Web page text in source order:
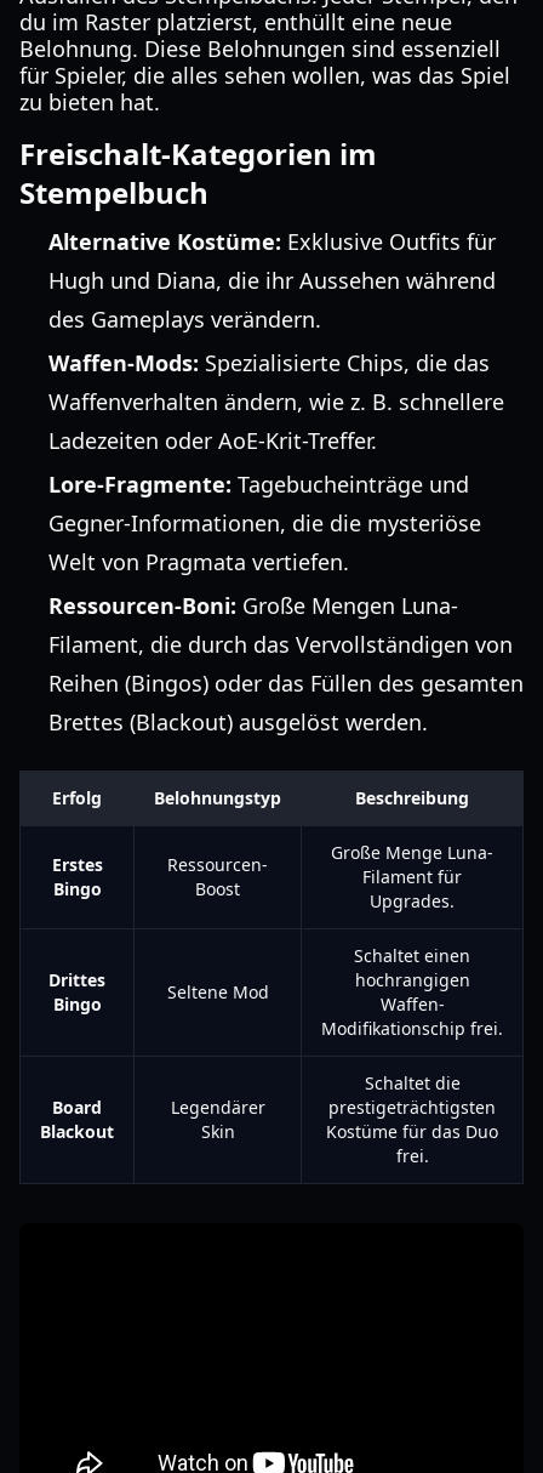
du im Raster platzierst, enthüllt eine neue
Belohnung. Diese Belohnungen sind essenziell
für Spieler, die alles sehen wollen, was das Spiel
zu bieten hat.
Freischalt-Kategorien im
Stempelbuch
Alternative Kostüme: Exklusive Outfits für
Hugh und Diana, die ihr Aussehen während
des Gameplays verändern.
Waffen-Mods: Spezialisierte Chips, die das
Waffenverhalten ändern, wie z. B. schnellere
Ladezeiten oder AoE-Krit-Treffer.
Lore-Fragmente: Tagebucheinträge und
Gegner-Informationen, die die mysteriöse
Welt von Pragmata vertiefen.
Ressourcen-Boni: Große Mengen Luna-
Filament, die durch das Vervollständigen von
Reihen (Bingos) oder das Füllen des gesamten
Brettes (Blackout) ausgelöst werden.
Erfolg Belohnungstyp Beschreibung
Erstes
Bingo
Ressourcen-
Boost
Große Menge Luna-
Filament für
Upgrades.
Drittes
Bingo
Seltene Mod
Schaltet einen
hochrangigen
Waffen-
Modifikationschip frei.
Board
Blackout
Legendärer
Skin
Schaltet die
prestigeträchtigsten
Kostüme für das Duo
frei.